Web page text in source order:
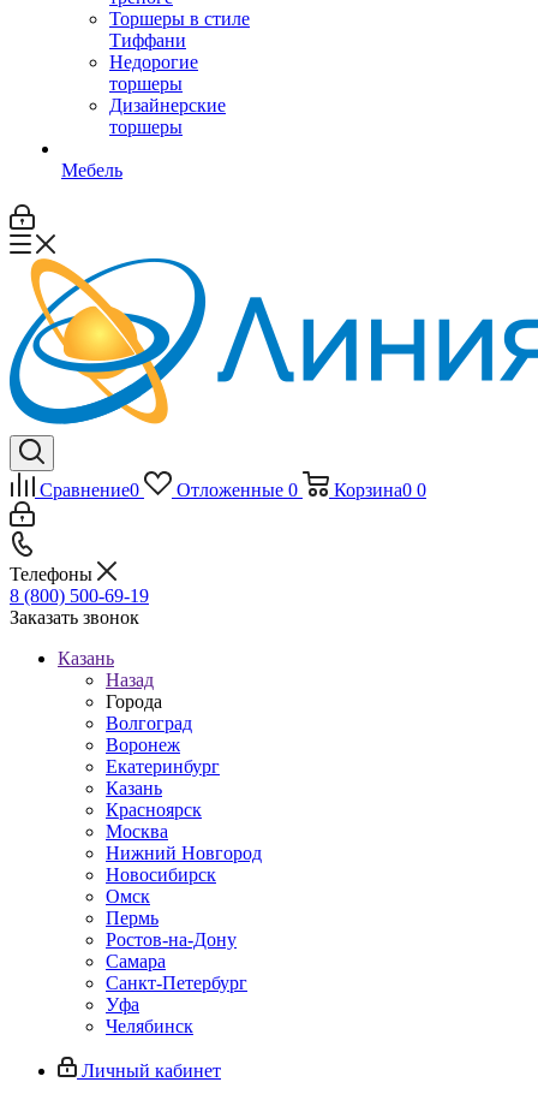
Торшеры в стиле
Тиффани
Недорогие
торшеры
Дизайнерские
торшеры
Мебель
Сравнение0 Отложенные 0 Корзина0 0
Телефоны
8 (800) 500-69-19
Заказать звонок
Казань
Назад
Города
Волгоград
Воронеж
Екатеринбург
Казань
Красноярск
Москва
Нижний Новгород
Новосибирск
Омск
Пермь
Ростов-на-Дону
Самара
Санкт-Петербург
Уфа
Челябинск
Личный кабинет